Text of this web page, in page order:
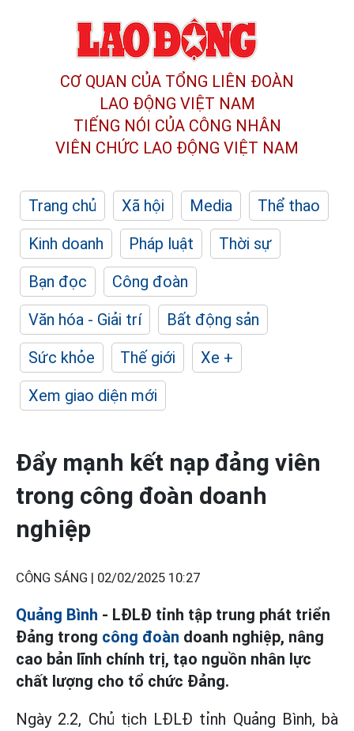
CƠ QUAN CỦA TỔNG LIÊN ĐOÀN
LAO ĐỘNG VIỆT NAM
TIẾNG NÓI CỦA CÔNG NHÂN
VIÊN CHỨC LAO ĐỘNG VIỆT NAM
Trang chủ Xã hội Media
Thể thao
Kinh doanh
Pháp luật
Thời sự
Bạn đọc
Công đoàn
Văn hóa - Giải trí
Bất động sản
Sức khỏe
Thế giới
Xe +
Xem giao diện mới
Đẩy mạnh kết nạp đảng viên
trong công đoàn doanh
nghiệp
CÔNG SÁNG | 02/02/2025 10:27
Quảng Bình - LĐLĐ tỉnh tập trung phát triển
Đảng trong công đoàn doanh nghiệp, nâng
cao bản lĩnh chính trị, tạo nguồn nhân lực
chất lượng cho tổ chức Đảng.
Ngày 2.2, Chủ tịch LĐLĐ tỉnh Quảng Bình, bà